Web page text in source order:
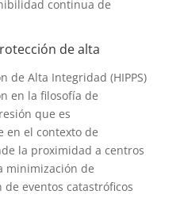
continua de
de alta
de Alta Integridad (HIPPS)
en la filosofía de
que es
en el contexto de
la proximidad a centros
minimización de
eventos catastróficos